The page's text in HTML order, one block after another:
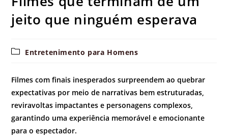
jeito que ninguém esperava
Categoria
Entretenimento para Homens
Filmes com finais inesperados surpreendem ao quebrar
expectativas por meio de narrativas bem estruturadas,
reviravoltas impactantes e personagens complexos,
garantindo uma experiência memorável e emocionante
para o espectador.